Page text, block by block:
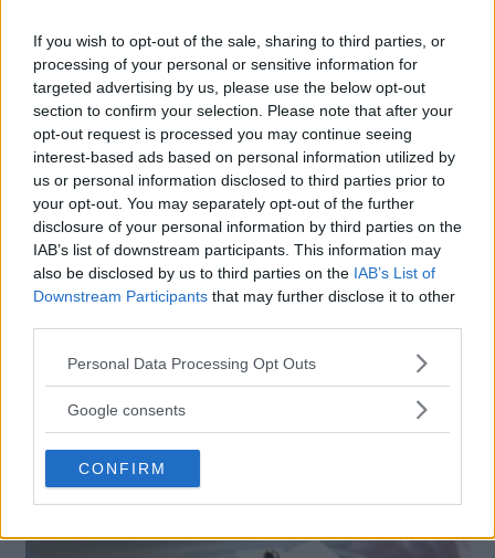
If you wish to opt-out of the sale, sharing to third parties, or
processing of your personal or sensitive information for
targeted advertising by us, please use the below opt-out
section to confirm your selection. Please note that after your
opt-out request is processed you may continue seeing
interest-based ads based on personal information utilized by
us or personal information disclosed to third parties prior to
your opt-out. You may separately opt-out of the further
disclosure of your personal information by third parties on the
IAB’s list of downstream participants. This information may
also be disclosed by us to third parties on the IAB’s List of
Downstream Participants that may further disclose it to other
Please note that this website/app uses one or more Google
not limited to your visit or usage behaviour. You may click to
use your data for below specified purposes in below Google
consent section.
Personal Data Processing Opt Outs
Google consents
CONFIRM
Bakade du det här receptet?
Dela på Insta och tagga mig @nina_cederholm – jag ser så
fram emot att se vad du bakat!